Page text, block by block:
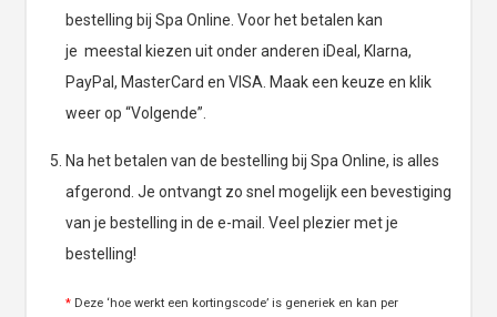
bestelling bij Spa Online. Voor het betalen kan
je meestal kiezen uit onder anderen iDeal, Klarna,
PayPal, MasterCard en VISA. Maak een keuze en klik
weer op “Volgende”.
Na het betalen van de bestelling bij Spa Online, is alles
afgerond. Je ontvangt zo snel mogelijk een bevestiging
van je bestelling in de e-mail. Veel plezier met je
bestelling!
* Deze ‘hoe werkt een kortingscode’ is generiek en kan per